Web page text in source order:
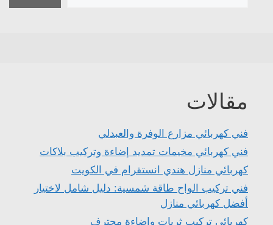
مقالات
فني كهربائي مزارع الوفرة والعبدلي
فني كهربائي مخيمات تمديد إضاءة وتركيب بلاكات
كهربائي منازل هندي انستقرام في الكويت
فني تركيب الواح طاقة شمسية: دليل شامل لاختيار
أفضل كهربائي منازل
كهربائي تركيب ثريات وإضاءة محترف